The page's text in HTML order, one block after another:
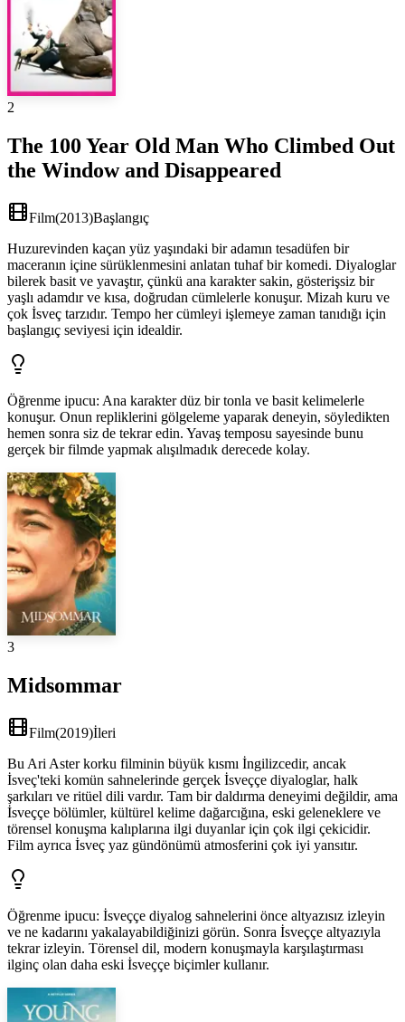
2
The 100 Year Old Man Who Climbed Out
the Window and Disappeared
Film(2013)Başlangıç
Huzurevinden kaçan yüz yaşındaki bir adamın tesadüfen bir
maceranın içine sürüklenmesini anlatan tuhaf bir komedi. Diyaloglar
bilerek basit ve yavaştır, çünkü ana karakter sakin, gösterişsiz bir
yaşlı adamdır ve kısa, doğrudan cümlelerle konuşur. Mizah kuru ve
çok İsveç tarzıdır. Tempo her cümleyi işlemeye zaman tanıdığı için
başlangıç seviyesi için idealdir.
Öğrenme ipucu: Ana karakter düz bir tonla ve basit kelimelerle
konuşur. Onun repliklerini gölgeleme yaparak deneyin, söyledikten
hemen sonra siz de tekrar edin. Yavaş temposu sayesinde bunu
gerçek bir filmde yapmak alışılmadık derecede kolay.
3
Midsommar
Film(2019)İleri
Bu Ari Aster korku filminin büyük kısmı İngilizcedir, ancak
İsveç'teki komün sahnelerinde gerçek İsveççe diyaloglar, halk
şarkıları ve ritüel dili vardır. Tam bir daldırma deneyimi değildir, ama
İsveççe bölümler, kültürel kelime dağarcığına, eski geleneklere ve
törensel konuşma kalıplarına ilgi duyanlar için çok ilgi çekicidir.
Film ayrıca İsveç yaz gündönümü atmosferini çok iyi yansıtır.
Öğrenme ipucu: İsveççe diyalog sahnelerini önce altyazısız izleyin
ve ne kadarını yakalayabildiğinizi görün. Sonra İsveççe altyazıyla
tekrar izleyin. Törensel dil, modern konuşmayla karşılaştırması
ilginç olan daha eski İsveççe biçimler kullanır.